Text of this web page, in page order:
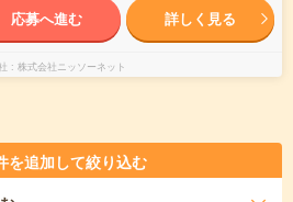
応募へ進む 詳しく見る
株式会社ニッソーネット
を追加して絞り込む